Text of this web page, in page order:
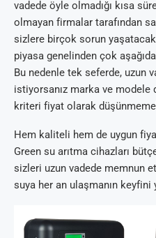
vadede öyle olmadığı kısa
olmayan firmalar tarafından
sizlere birçok sorun yaşatacak
piyasa genelinden çok
Bu nedenle tek seferde, uzun
istiyorsanız marka ve
kriteri fiyat olarak
Hem kaliteli hem de uygun
Green su arıtma cihazları
sizleri uzun vadede memnun
suya her an ulaşmanın keyfini